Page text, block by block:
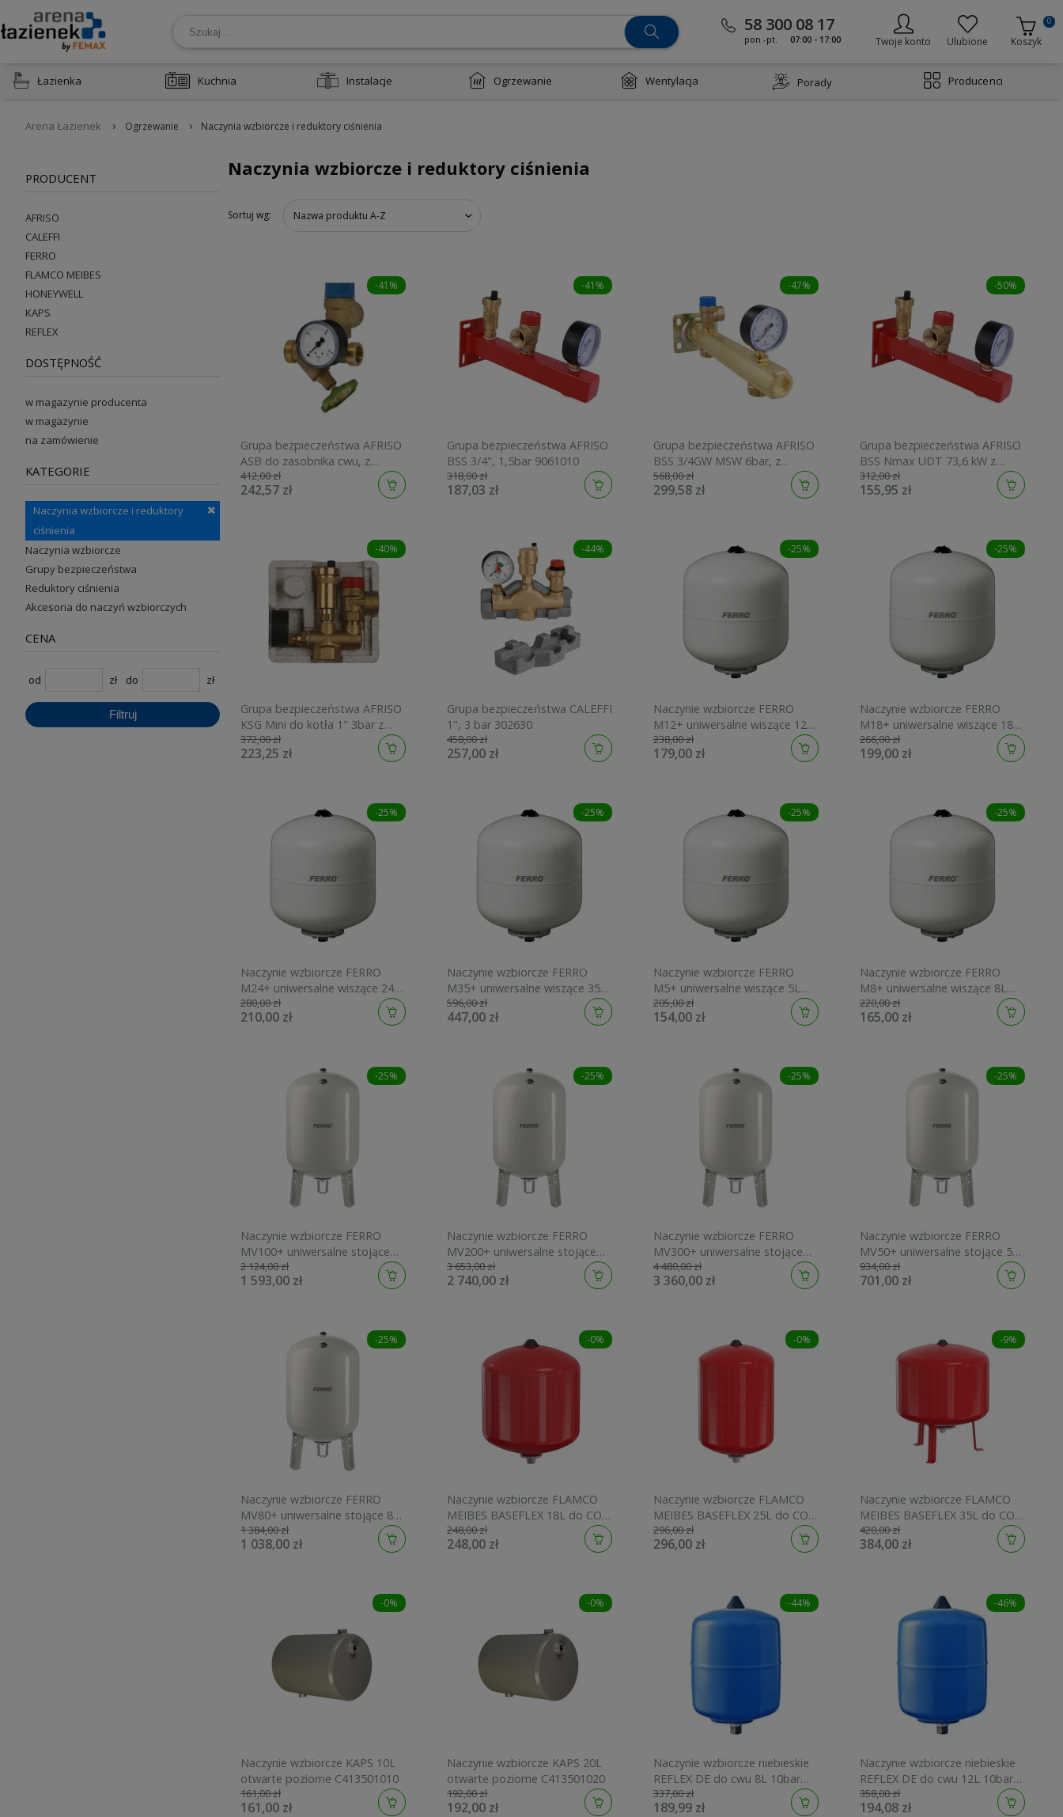
58 300 08 17
pon.-pt. 07:00 - 17:00 Twoje konto Ulubione Koszyk
0
Łazienka Kuchnia Instalacje Ogrzewanie Wentylacja Porady Producenci
Arena Łazienek › Ogrzewanie › Naczynia wzbiorcze i reduktory ciśnienia
KATEGORIE
Naczynia wzbiorcze i reduktory
ciśnienia
Naczynia wzbiorcze
Grupy bezpieczeństwa
Reduktory ciśnienia
Akcesoria do naczyń wzbiorczych
PRODUCENT
AFRISO
CALEFFI
FERRO
FLAMCO MEIBES
HONEYWELL
KAPS
REFLEX
DOSTĘPNOŚĆ
na zamówienie
w magazynie
w magazynie producenta
CENA
od zł do zł
Filtruj
Naczynia wzbiorcze i reduktory ciśnienia
Sortuj wg: Nazwa produktu A-Z
-41%
Grupa bezpieczeństwa AFRISO
ASB do zasobnika cwu, z
zaworem zwrotnym i
odcinającym 77999
412,00 zł
242,57 zł
-41%
Grupa bezpieczeństwa AFRISO
BSS 3/4", 1,5bar 9061010
318,00 zł
187,03 zł
-47%
Grupa bezpieczeństwa AFRISO
BSS 3/4GW MSW 6bar, z
manometrem, z przyłączem do
naczynia 9062000
568,00 zł
299,58 zł
-50%
Grupa bezpieczeństwa AFRISO
BSS Nmax UDT 73,6 kW z
przyłączem do naczynia
przeponowego 9061000
312,00 zł
155,95 zł
-40%
Grupa bezpieczeństwa AFRISO
KSG Mini do kotła 1" 3bar z
izolacją 77350
372,00 zł
223,25 zł
-44%
Grupa bezpieczeństwa CALEFFI
1", 3 bar 302630
458,00 zł
257,00 zł
-25%
Naczynie wzbiorcze FERRO
M12+ uniwersalne wiszące 12L
10bar UNI12W
238,00 zł
179,00 zł
-25%
Naczynie wzbiorcze FERRO
M18+ uniwersalne wiszące 18L
10bar UNI18W
266,00 zł
199,00 zł
-25%
Naczynie wzbiorcze FERRO
M24+ uniwersalne wiszące 24L
10bar UNI24W
280,00 zł
210,00 zł
-25%
Naczynie wzbiorcze FERRO
M35+ uniwersalne wiszące 35L
10bar UNI35W
596,00 zł
447,00 zł
-25%
Naczynie wzbiorcze FERRO
M5+ uniwersalne wiszące 5L
10bar UNI5W
205,00 zł
154,00 zł
-25%
Naczynie wzbiorcze FERRO
M8+ uniwersalne wiszące 8L
10bar UNI8W
220,00 zł
165,00 zł
-25%
Naczynie wzbiorcze FERRO
MV100+ uniwersalne stojące
100L 10bar UNI100S
2 124,00 zł
1 593,00 zł
-25%
Naczynie wzbiorcze FERRO
MV200+ uniwersalne stojące
200L 10bar UNI200S
3 653,00 zł
2 740,00 zł
-25%
Naczynie wzbiorcze FERRO
MV300+ uniwersalne stojące
300L 10bar UNI300S
4 480,00 zł
3 360,00 zł
-25%
Naczynie wzbiorcze FERRO
MV50+ uniwersalne stojące 50L
10bar UNI50S
934,00 zł
701,00 zł
-25%
Naczynie wzbiorcze FERRO
MV80+ uniwersalne stojące 80L
10bar UNI80S
1 384,00 zł
1 038,00 zł
-0%
Naczynie wzbiorcze FLAMCO
MEIBES BASEFLEX 18L do CO
25302
248,00 zł
248,00 zł
-0%
Naczynie wzbiorcze FLAMCO
MEIBES BASEFLEX 25L do CO
1,5-6bar 25303
296,00 zł
296,00 zł
-9%
Naczynie wzbiorcze FLAMCO
MEIBES BASEFLEX 35L do CO
1,5-6bar 25305
420,00 zł
384,00 zł
-0%
Naczynie wzbiorcze KAPS 10L
otwarte poziome C413501010
161,00 zł
161,00 zł
-0%
Naczynie wzbiorcze KAPS 20L
otwarte poziome C413501020
192,00 zł
192,00 zł
-44%
Naczynie wzbiorcze niebieskie
REFLEX DE do cwu 8L 10bar
GZ3/4 73.01.013
337,00 zł
189,99 zł
-46%
Naczynie wzbiorcze niebieskie
REFLEX DE do cwu 12L 10bar
GZ3/4 7302000
358,00 zł
194,08 zł